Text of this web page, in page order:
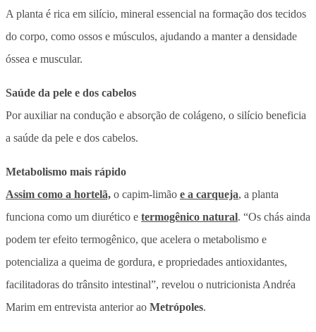
A planta é rica em silício, mineral essencial na formação dos tecidos
do corpo, como ossos e músculos, ajudando a manter a densidade
óssea e muscular.
Saúde da pele e dos cabelos
Por auxiliar na condução e absorção de colágeno, o silício beneficia
a saúde da pele e dos cabelos.
Metabolismo mais rápido
Assim como a hortelã, o capim-limão e a carqueja, a planta
funciona como um diurético e termogênico natural. “Os chás ainda
podem ter efeito termogênico, que acelera o metabolismo e
potencializa a queima de gordura, e propriedades antioxidantes,
facilitadoras do trânsito intestinal”, revelou o nutricionista Andréa
Marim em entrevista anterior ao Metrópoles.